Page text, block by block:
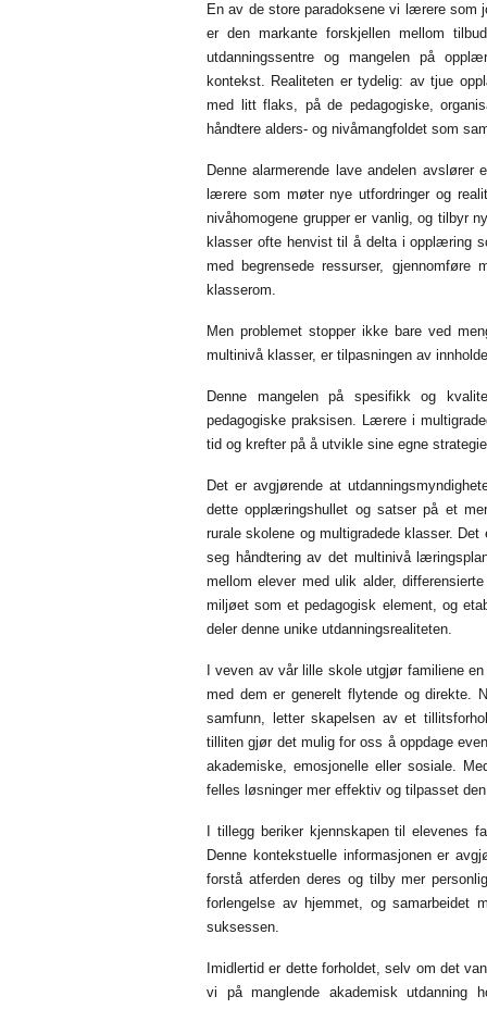
En av de store paradoksene vi lærere som
er den markante forskjellen mellom
utdanningssentre og mangelen på
kontekst. Realiteten er tydelig: av tjue
med litt flaks, på de pedagogiske,
håndtere alders- og nivåmangfoldet som
Denne alarmerende lave andelen
lærere som møter nye utfordringer og
nivåhomogene grupper er vanlig, og tilbyr
klasser ofte henvist til å delta i opplæring
med begrensede ressurser,
klasserom.
Men problemet stopper ikke bare ved
multinivå klasser, er tilpasningen av
Denne mangelen på spesifikk og
pedagogiske praksisen. Lærere i
tid og krefter på å utvikle sine egne
Det er avgjørende at
dette opplæringshullet og satser på et
rurale skolene og multigradede klasser.
seg håndtering av det multinivå
mellom elever med ulik alder,
miljøet som et pedagogisk element, og
deler denne unike utdanningsrealiteten.
I veven av vår lille skole utgjør familiene
med dem er generelt flytende og direkte.
samfunn, letter skapelsen av et
tilliten gjør det mulig for oss å oppdage
akademiske, emosjonelle eller sosiale.
felles løsninger mer effektiv og tilpasset
I tillegg beriker kjennskapen til elevenes
Denne kontekstuelle informasjonen er
forstå atferden deres og tilby mer
forlengelse av hjemmet, og samarbeidet
suksessen.
Imidlertid er dette forholdet, selv om det
vi på manglende akademisk utdanning